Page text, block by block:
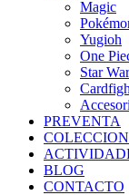
Magic
Yugioh
One
Star
PREVENTA
BLOG
CONTACTO